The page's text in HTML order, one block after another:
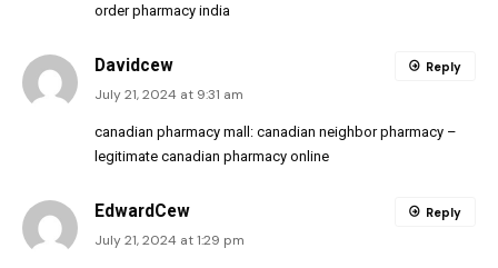
order pharmacy india
Davidcew
July 21, 2024 at 9:31 am
canadian pharmacy mall: canadian neighbor pharmacy –
legitimate canadian pharmacy online
Reply
EdwardCew
July 21, 2024 at 1:29 pm
Reply